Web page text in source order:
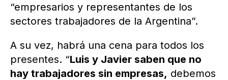
“empresarios y representantes de los
sectores trabajadores de la Argentina”.
A su vez, habrá una cena para todos los
presentes. “Luis y Javier saben que no
hay trabajadores sin empresas, debemos